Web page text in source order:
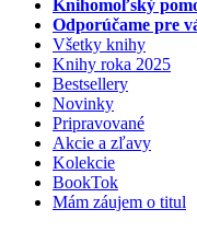
Knihomoľský
Odporúčame pre
Všetky knihy
Knihy roka 2025
Bestsellery
Novinky
Pripravované
Akcie a zľavy
Kolekcie
BookTok
Mám záujem o titul